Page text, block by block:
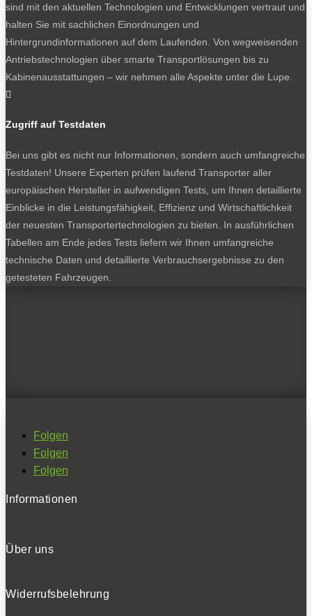
sind mit den aktuellen Technologien und Entwicklungen vertraut und
halten Sie mit sachlichen Einordnungen und
Hintergrundinformationen auf dem Laufenden. Von wegweisenden
Antriebstechnologien über smarte Transportlösungen bis zu
Kabinenausstattungen – wir nehmen alle Aspekte unter die Lupe.

Zugriff auf Testdaten
Bei uns gibt es nicht nur Informationen, sondern auch umfangreiche
Testdaten! Unsere Experten prüfen laufend Transporter aller
europäischen Hersteller in aufwendigen Tests, um Ihnen detaillierte
Einblicke in die Leistungsfähigkeit, Effizienz und Wirtschaftlichkeit
der neuesten Transportertechnologien zu bieten. In ausführlichen
Tabellen am Ende jedes Tests liefern wir Ihnen umfangreiche
technische Daten und detaillierte Verbrauchsergebnisse zu den
getesteten Fahrzeugen.
Folgen
Folgen
Folgen
Informationen
Über uns
Widerrufsbelehrung